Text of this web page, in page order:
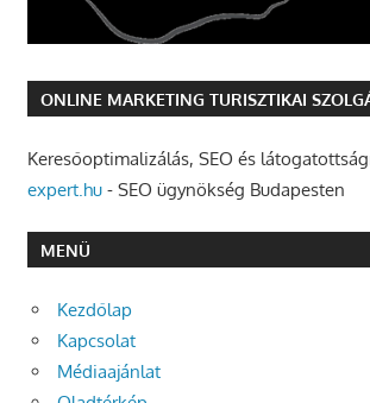
ONLINE MARKETING TURISZTIKAI
Keresőoptimalizálás, SEO és
expert.hu- SEO ügynökség Budapesten
MENÜ
Kezdőlap
Kapcsolat
Médiaajánlat